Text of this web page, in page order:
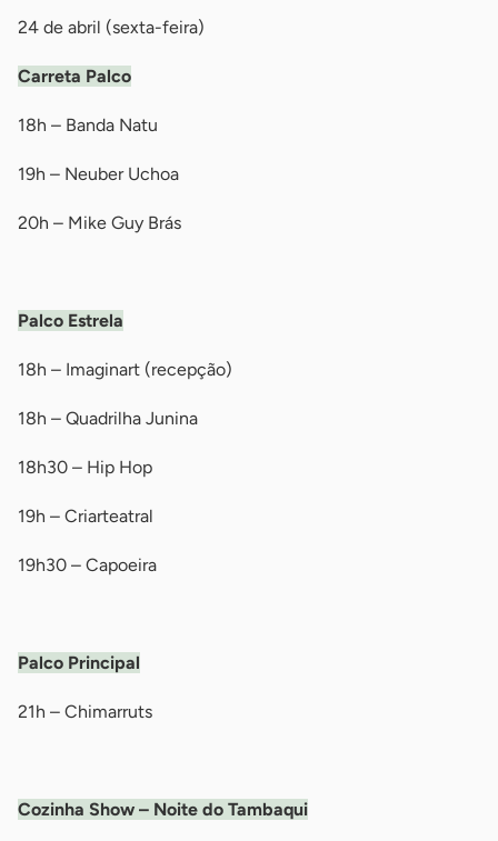
24 de abril (sexta-feira)
Carreta Palco
18h – Banda Natu
19h – Neuber Uchoa
20h – Mike Guy Brás
Palco Estrela
18h – Imaginart (recepção)
18h – Quadrilha Junina
18h30 – Hip Hop
19h – Criarteatral
19h30 – Capoeira
Palco Principal
21h – Chimarruts
Cozinha Show – Noite do Tambaqui